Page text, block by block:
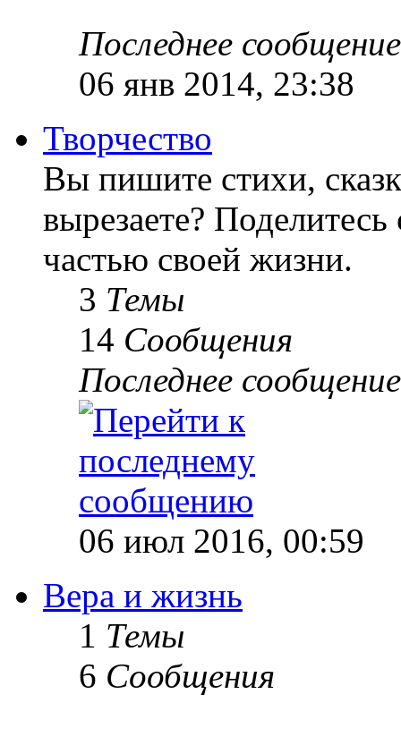
Последнее сообщение
06 янв 2014, 23:38
Творчество
Вы пишите стихи,
вырезаете?
частью своей жизни.
3 Темы
14 Сообщения
Последнее сообщение
06 июл 2016, 00:59
Вера и жизнь
1 Темы
6 Сообщения